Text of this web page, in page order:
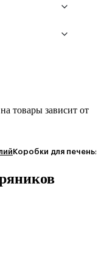
товары зависит от
Коробки для печенья